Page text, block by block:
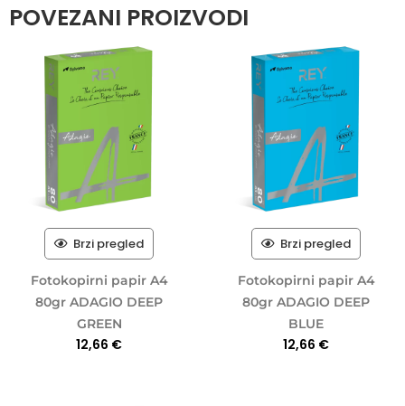
POVEZANI PROIZVODI
Brzi pregled
Fotokopirni papir A4
80gr ADAGIO DEEP
GREEN
12,66 €
Brzi pregled
Fotokopirni papir A4
80gr ADAGIO DEEP
BLUE
12,66 €